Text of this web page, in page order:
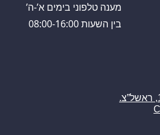
מענה טלפוני בימים א’-ה’
בין השעות 08:00-16:00
רח’ אברהם בומה שביט 1, ראשל”צ.